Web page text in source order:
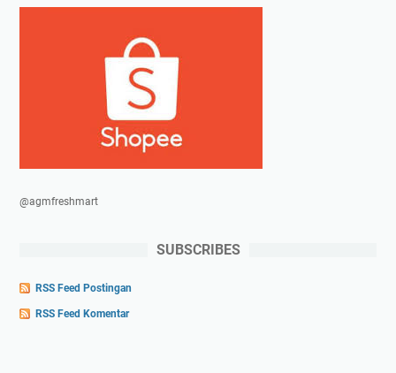
@agmfreshmart
SUBSCRIBES
RSS Feed Postingan
RSS Feed Komentar